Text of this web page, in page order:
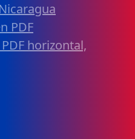
PDF
horizontal,